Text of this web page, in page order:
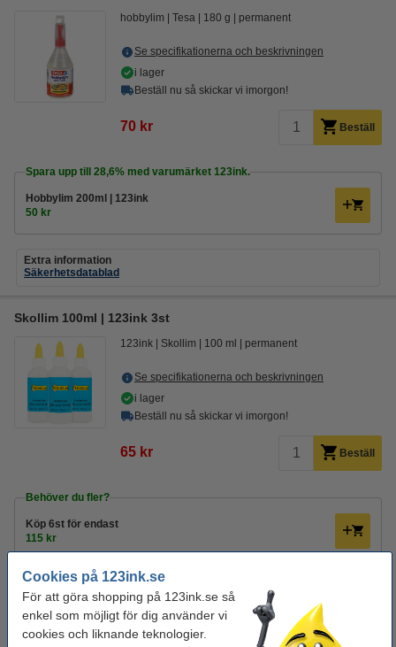
Cookies på 123ink.se
För att göra shopping på 123ink.se så
enkel som möjligt för dig använder vi
cookies och liknande teknologier.
hobbylim Tesa 180 g permanent
Se specifikationerna och beskrivningen
i lager
Beställ nu så skickar vi imorgon!
70 kr Beställ
Spara upp till 28,6% med varumärket 123ink.
Hobbylim 200ml | 123ink
50 kr
Extra information
Säkerhetsdatablad
Skollim 100ml | 123ink 3st
123ink Skollim 100 ml permanent
Se specifikationerna och beskrivningen
i lager
Beställ nu så skickar vi imorgon!
65 kr Beställ
Behöver du fler?
Köp 6st för endast
115 kr
Glöm inte att beställa!
Sax 195mm | 123ink
49 kr